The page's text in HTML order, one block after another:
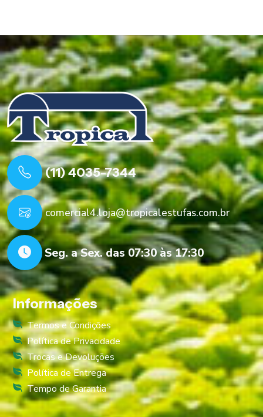
(11) 4035-7344
comercial4.loja@tropicalestufas.com.br
Seg. a Sex. das 07:30 às 17:30
Informações
Termos e Condições
Política de Privacidade
Trocas e Devoluções
Política de Entrega
Tempo de Garantia